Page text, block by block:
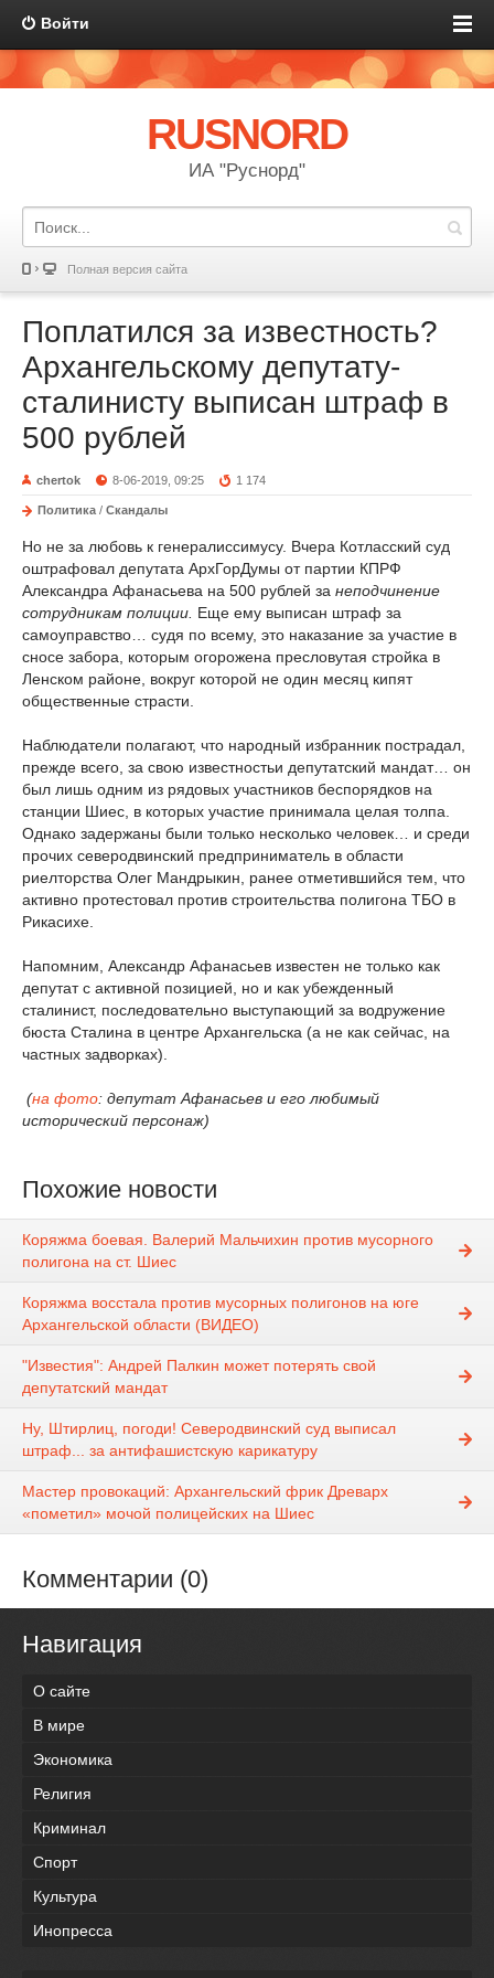
Войти
RUSNORD
ИА "Руснорд"
Полная версия сайта
Поплатился за известность?
Архангельскому депутату-
сталинисту выписан штраф в
500 рублей
chertok 8-06-2019, 09:25 1 174
Политика / Скандалы
Но не за любовь к генералиссимусу. Вчера Котласский суд
оштрафовал депутата АрхГорДумы от партии КПРФ
Александра Афанасьева на 500 рублей за неподчинение
сотрудникам полиции. Еще ему выписан штраф за
самоуправство… судя по всему, это наказание за участие в
сносе забора, которым огорожена пресловутая стройка в
Ленском районе, вокруг которой не один месяц кипят
общественные страсти.
Наблюдатели полагают, что народный избранник пострадал,
прежде всего, за свою известностьи депутатский мандат… он
был лишь одним из рядовых участников беспорядков на
станции Шиес, в которых участие принимала целая толпа.
Однако задержаны были только несколько человек… и среди
прочих северодвинский предприниматель в области
риелторства Олег Мандрыкин, ранее отметившийся тем, что
активно протестовал против строительства полигона ТБО в
Рикасихе.
Напомним, Александр Афанасьев известен не только как
депутат с активной позицией, но и как убежденный
сталинист, последовательно выступающий за водружение
бюста Сталина в центре Архангельска (а не как сейчас, на
частных задворках).
(на фото: депутат Афанасьев и его любимый
исторический персонаж)
Похожие новости
Коряжма боевая. Валерий Мальчихин против мусорного
полигона на ст. Шиес
Коряжма восстала против мусорных полигонов на юге
Архангельской области (ВИДЕО)
"Известия": Андрей Палкин может потерять свой
депутатский мандат
Ну, Штирлиц, погоди! Северодвинский суд выписал
штраф... за антифашистскую карикатуру
Мастер провокаций: Архангельский фрик Древарх
«пометил» мочой полицейских на Шиес
Комментарии (0)
Навигация
О сайте
В мире
Экономика
Религия
Криминал
Спорт
Культура
Инопресса